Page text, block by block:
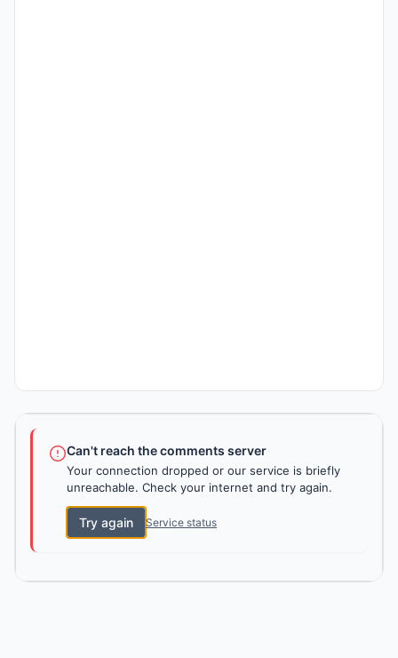
Can't reach the comments server
Your connection dropped or our service is briefly
unreachable. Check your internet and try again.
Try again Service status